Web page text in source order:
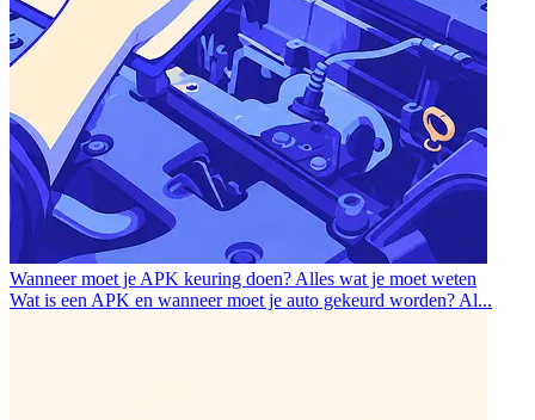
Wanneer moet je APK keuring doen? Alles wat je moet weten
Wat is een APK en wanneer moet je auto gekeurd worden? Al...